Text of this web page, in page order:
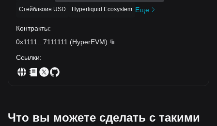
Стейблкоин USD Hyperliquid Ecosystem Еще
Контракты:
0x1111
7111111 (HyperEVM)
Ссылки:
Что вы можете сделать с такими